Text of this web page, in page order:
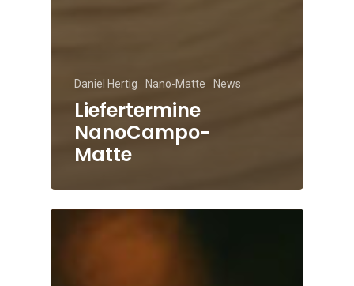
Daniel Hertig Nano-Matte News
Liefertermine
NanoCampo-
Matte